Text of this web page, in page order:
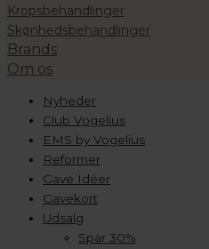
Kropsbehandlinger
Skønhedsbehandlinger
Brands
Om os
Nyheder
Club Vogelius
EMS by Vogelius
Reformer
Gave Idéer
Gavekort
Udsalg
Spar 30%